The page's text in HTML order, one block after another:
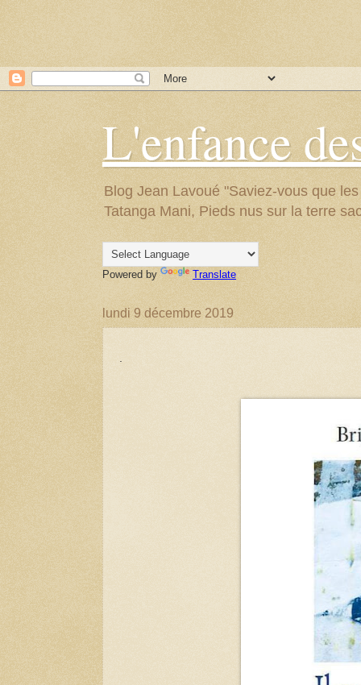
L'enfance
Blog Jean Lavoué "Saviez-vous que
Tatanga Mani, Pieds nus sur la terre
Powered by Translate
lundi 9 décembre 2019